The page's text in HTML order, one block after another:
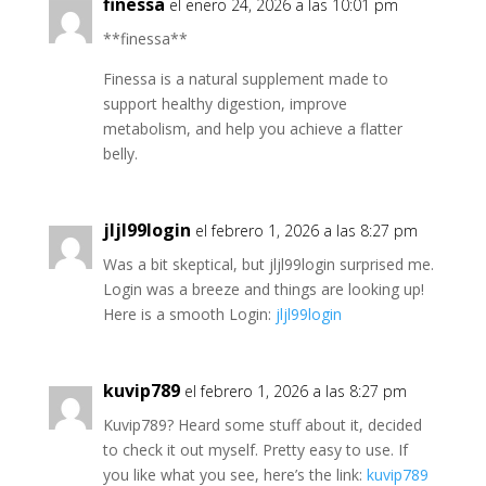
el enero 24, 2026 a las 10:01 pm
**finessa**
Finessa is a natural supplement made to
support healthy digestion, improve
metabolism, and help you achieve a flatter
belly.
jljl99login el febrero 1, 2026 a las 8:27 pm
Was a bit skeptical, but jljl99login surprised me.
Login was a breeze and things are looking up!
Here is a smooth Login: jljl99login
kuvip789 el febrero 1, 2026 a las 8:27 pm
Kuvip789? Heard some stuff about it, decided
to check it out myself. Pretty easy to use. If
you like what you see, here’s the link: kuvip789